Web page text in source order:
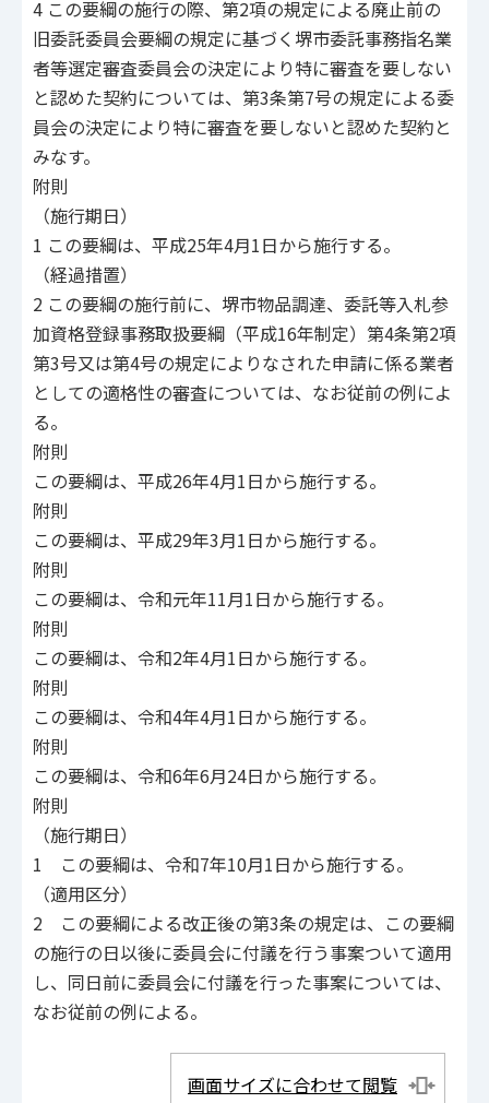
4 この要綱の施行の際、第2項の規定による廃止前の
旧委託委員会要綱の規定に基づく堺市委託事務指名業
者等選定審査委員会の決定により特に審査を要しない
と認めた契約については、第3条第7号の規定による委
員会の決定により特に審査を要しないと認めた契約と
みなす。
附則
（施行期日）
1 この要綱は、平成25年4月1日から施行する。
（経過措置）
2 この要綱の施行前に、堺市物品調達、委託等入札参
加資格登録事務取扱要綱（平成16年制定）第4条第2項
第3号又は第4号の規定によりなされた申請に係る業者
としての適格性の審査については、なお従前の例によ
る。
附則
この要綱は、平成26年4月1日から施行する。
附則
この要綱は、平成29年3月1日から施行する。
附則
この要綱は、令和元年11月1日から施行する。
附則
この要綱は、令和2年4月1日から施行する。
附則
この要綱は、令和4年4月1日から施行する。
附則
この要綱は、令和6年6月24日から施行する。
附則
（施行期日）
1 この要綱は、令和7年10月1日から施行する。
（適用区分）
2 この要綱による改正後の第3条の規定は、この要綱
の施行の日以後に委員会に付議を行う事案ついて適用
し、同日前に委員会に付議を行った事案については、
なお従前の例による。
画面サイズに合わせて閲覧